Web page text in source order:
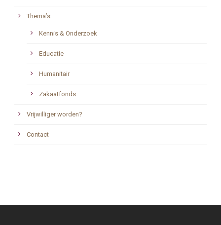
Thema’s
Kennis & Onderzoek
Educatie
Humanitair
Zakaatfonds
Vrijwilliger worden?
Contact